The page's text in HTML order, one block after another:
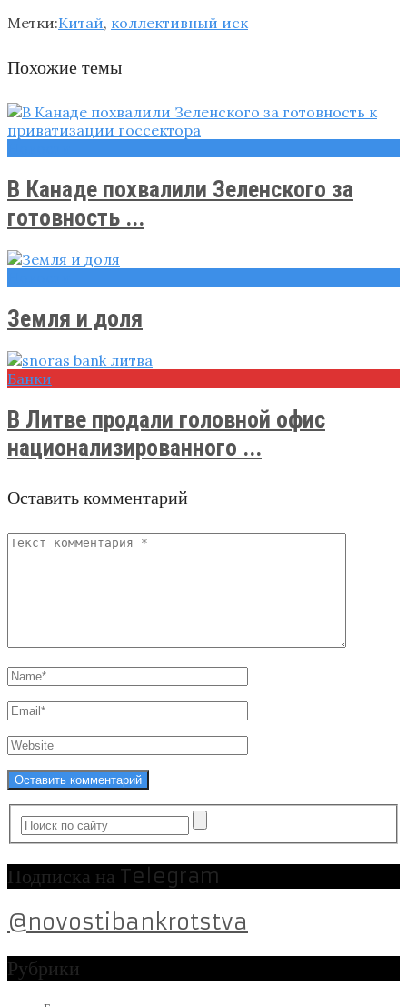
Метки:Китай, коллективный иск
Похожие темы
В Канаде похвалили Зеленского за
готовность ...
Земля и доля
Банки
В Литве продали головной офис
национализированного ...
Оставить комментарий
Подписка на Telegram
@novostibankrotstva
Рубрики